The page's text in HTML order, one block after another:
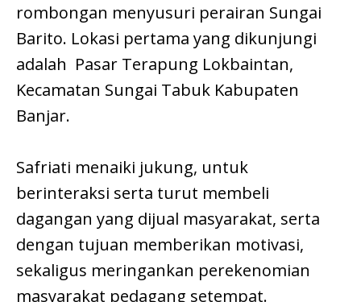
rombongan menyusuri perairan Sungai
Barito. Lokasi pertama yang dikunjungi
adalah Pasar Terapung Lokbaintan,
Kecamatan Sungai Tabuk Kabupaten
Banjar.
Safriati menaiki jukung, untuk
berinteraksi serta turut membeli
dagangan yang dijual masyarakat, serta
dengan tujuan memberikan motivasi,
sekaligus meringankan perekenomian
masyarakat pedagang setempat.